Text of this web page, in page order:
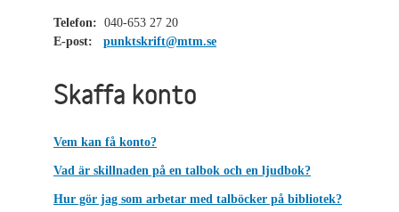
Telefon: 040-653 27 20
E-post:
punktskrift@mtm.se
Skaffa konto
Vem kan få konto?
Vad är skillnaden på en talbok och en ljudbok?
Hur gör jag som arbetar med talböcker på bibliotek?